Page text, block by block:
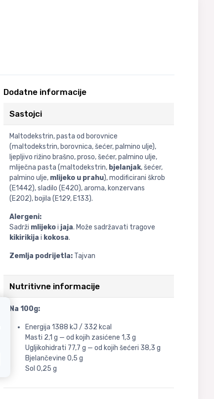
Dodatne informacije
Sastojci
Maltodekstrin, pasta od borovnice
(maltodekstrin, borovnica, šećer, palmino ulje),
ljepljivo rižino brašno, proso, šećer, palmino ulje,
mliječna pasta (maltodekstrin, bjelanjak, šećer,
palmino ulje, mlijeko u prahu), modificirani škrob
(E1442), sladilo (E420), aroma, konzervans
(E202), bojila (E129, E133).
Alergeni:
Sadrži mlijekoi jaja. Može sadržavati tragove
kikirikija i kokosa.
Zemlja podrijetla: Tajvan
Nutritivne informacije
Na 100g:
Energija 1388 kJ / 332 kcal
Masti 2,1 g — od kojih zasićene 1,3 g
Ugljikohidrati 77,7 g — od kojih šećeri 38,3 g
Bjelančevine 0,5 g
Sol 0,25 g